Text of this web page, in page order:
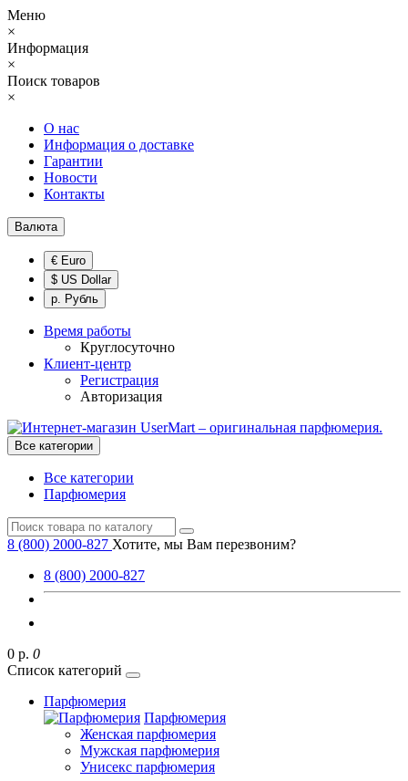
Меню
×
Информация
×
Поиск товаров
×
О нас
Информация о доставке
Гарантии
Новости
Контакты
Валюта
€ Euro
$ US Dollar
р. Рубль
Время работы
Круглосуточно
Клиент-центр
Регистрация
Авторизация
Все категории
Все категории
Парфюмерия
8 (800) 2000-827 Хотите, мы Вам перезвоним?
8 (800) 2000-827
0 р. 0
Список категорий
Парфюмерия
Парфюмерия
Женская парфюмерия
Мужская парфюмерия
Унисекс парфюмерия